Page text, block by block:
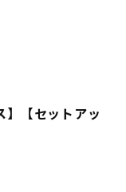
】【セットアッ